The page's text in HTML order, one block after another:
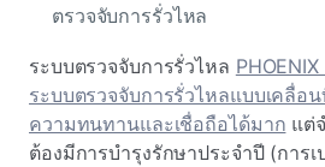
ตรวจจับการรั่วไหล
ระบบตรวจจับการรั่วไหล
ระบบตรวจจับการรั่วไหลแบบเคลื่อ
ความทนทานและเชื่อถือได้มาก แต่
ต้องมีการบํารุงรักษาประจําปี (การ